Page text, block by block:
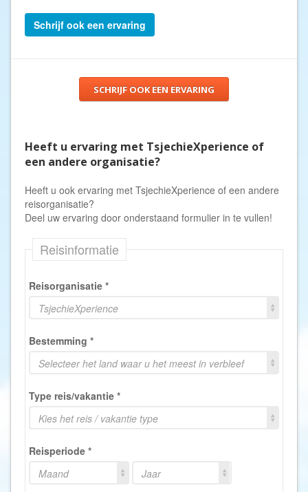
Schrijf ook een ervaring
SCHRIJF OOK EEN ERVARING
Heeft u ervaring met TsjechieXperience of
een andere organisatie?
Heeft u ook ervaring met TsjechieXperience of een andere
reisorganisatie?
Deel uw ervaring door onderstaand formulier in te vullen!
Reisinformatie
Reisorganisatie *
TsjechieXperience
Bestemming *
Selecteer het land waar u het meest in verbleef
Type reis/vakantie *
Kies het reis / vakantie type
Reisperiode *
Maand
Jaar